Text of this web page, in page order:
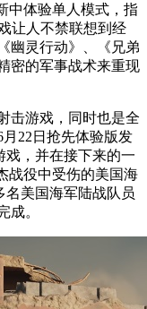
中体验单人模式，指
让人不禁联想到经
幽灵行动》、《兄弟
密的军事战术来重现
击游戏，同时也是全
22日抢先体验版发
戏，并在接下来的一
战役中受伤的美国海
名美国海军陆战队员
成。